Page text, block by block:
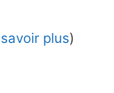
plus)